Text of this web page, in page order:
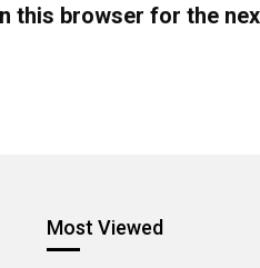
this browser for the
Most Viewed